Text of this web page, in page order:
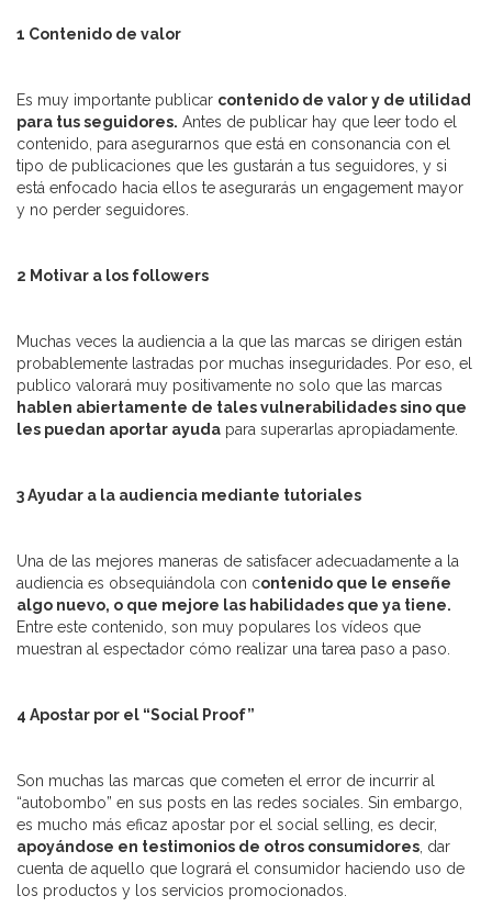
1 Contenido de valor
Es muy importante publicar contenido de valor y de utilidad
para tus seguidores. Antes de publicar hay que leer todo el
contenido, para asegurarnos que está en consonancia con el
tipo de publicaciones que les gustarán a tus seguidores, y si
está enfocado hacia ellos te asegurarás un engagement mayor
y no perder seguidores.
2 Motivar a los followers
Muchas veces la audiencia a la que las marcas se dirigen están
probablemente lastradas por muchas inseguridades. Por eso, el
publico valorará muy positivamente no solo que las marcas
hablen abiertamente de tales vulnerabilidades sino que
les puedan aportar ayuda para superarlas apropiadamente.
3 Ayudar a la audiencia mediante tutoriales
Una de las mejores maneras de satisfacer adecuadamente a la
audiencia es obsequiándola con contenido que le enseñe
algo nuevo, o que mejore las habilidades que ya tiene.
Entre este contenido, son muy populares los vídeos que
muestran al espectador cómo realizar una tarea paso a paso.
4 Apostar por el “Social Proof”
Son muchas las marcas que cometen el error de incurrir al
“autobombo” en sus posts en las redes sociales. Sin embargo,
es mucho más eficaz apostar por el social selling, es decir,
apoyándose en testimonios de otros consumidores, dar
cuenta de aquello que logrará el consumidor haciendo uso de
los productos y los servicios promocionados.